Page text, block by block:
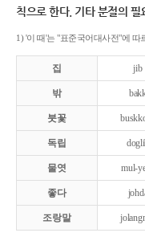
칙으로 한다. 기타 분절의 필
1) '이 때'는 "표준국어대사전"에 따
집 jib
밖
붓꽃
독립
물엿 mul-
좋다
조랑말